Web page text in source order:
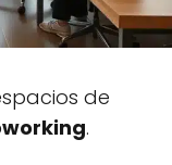
de
.